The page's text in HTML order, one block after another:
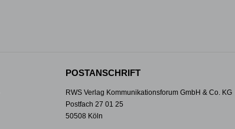
POSTANSCHRIFT
RWS Verlag Kommunikationsforum GmbH & Co. KG
Postfach 27 01 25
50508 Köln